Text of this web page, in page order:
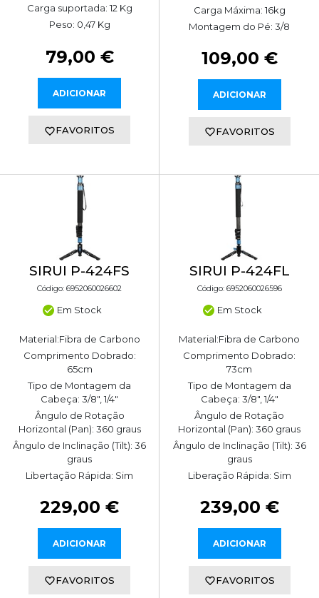
Carga suportada: 12 Kg
Peso: 0,47 Kg
79,00 €
ADICIONAR
FAVORITOS
Carga Máxima: 16kg
Montagem do Pé: 3/8
109,00 €
ADICIONAR
FAVORITOS
SIRUI P-424FS
Código: 6952060026602
Em Stock
Material:Fibra de Carbono
Comprimento Dobrado:
65cm
Tipo de Montagem da
Cabeça: 3/8", 1/4"
Ângulo de Rotação
Horizontal (Pan): 360 graus
Ângulo de Inclinação (Tilt): 36
graus
Libertação Rápida: Sim
229,00 €
ADICIONAR
FAVORITOS
SIRUI P-424FL
Código: 6952060026596
Em Stock
Material:Fibra de Carbono
Comprimento Dobrado:
73cm
Tipo de Montagem da
Cabeça: 3/8", 1/4"
Ângulo de Rotação
Horizontal (Pan): 360 graus
Ângulo de Inclinação (Tilt): 36
graus
Liberação Rápida: Sim
239,00 €
ADICIONAR
FAVORITOS